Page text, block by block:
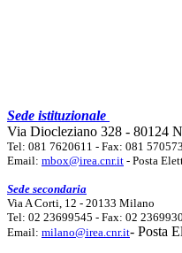
Sede istituzionale
Via Diocleziano 328 - 80124
Tel: 081 7620611 - Fax: 081
Email: mbox@irea.cnr.it - Posta
Sede secondaria
Via A Corti, 12 - 20133 Milano
Tel: 02 23699545 - Fax: 02
Email: milano@irea.cnr.it- Posta